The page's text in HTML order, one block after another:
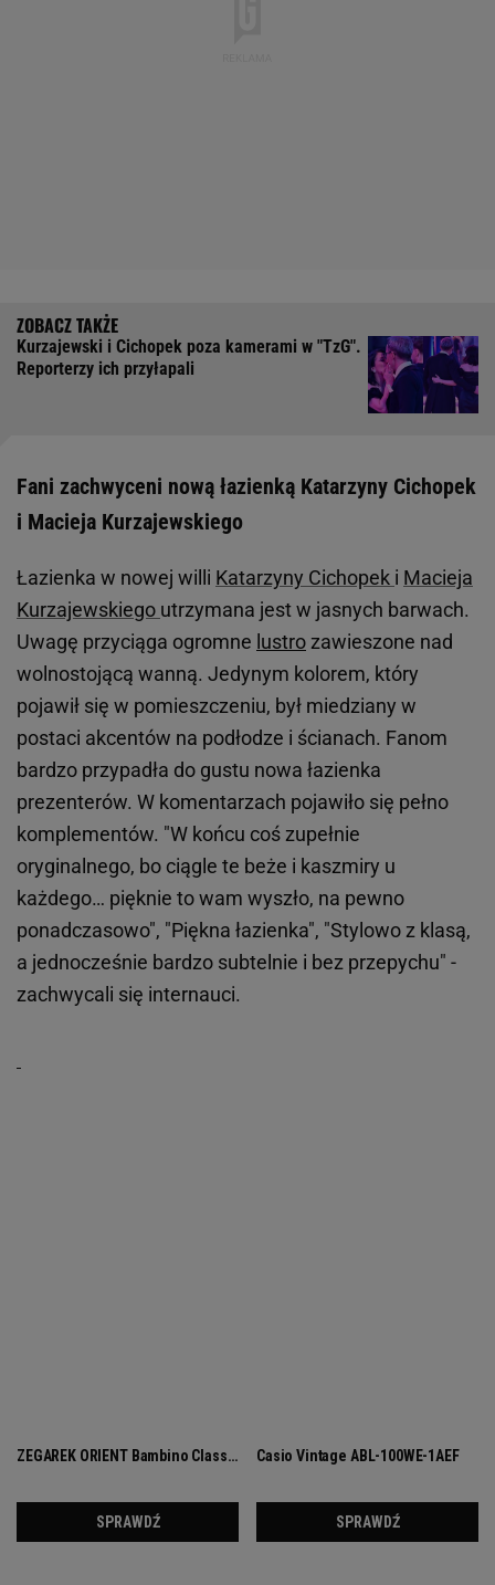
Kurzajewski i Cichopek poza kamerami w "TzG".
Reporterzy ich przyłapali
Fani zachwyceni nową łazienką Katarzyny Cichopek
i Macieja Kurzajewskiego
Łazienka w nowej willi Katarzyny Cichopek i Macieja
Kurzajewskiego utrzymana jest w jasnych barwach.
Uwagę przyciąga ogromne lustro zawieszone nad
wolnostojącą wanną. Jedynym kolorem, który
pojawił się w pomieszczeniu, był miedziany w
postaci akcentów na podłodze i ścianach. Fanom
bardzo przypadła do gustu nowa łazienka
prezenterów. W komentarzach pojawiło się pełno
komplementów. "W końcu coś zupełnie
oryginalnego, bo ciągle te beże i kaszmiry u
każdego… pięknie to wam wyszło, na pewno
ponadczasowo", "Piękna łazienka", "Stylowo z klasą,
a jednocześnie bardzo subtelnie i bez przepychu" -
zachwycali się internauci.